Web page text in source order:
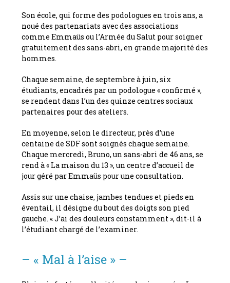
Son école, qui forme des podologues en trois ans, a
noué des partenariats avec des associations
comme Emmaüs ou l’Armée du Salut pour soigner
gratuitement des sans-abri, en grande majorité des
hommes.
Chaque semaine, de septembre à juin, six
étudiants, encadrés par un podologue « confirmé »,
se rendent dans l’un des quinze centres sociaux
partenaires pour des ateliers.
En moyenne, selon le directeur, près d’une
centaine de SDF sont soignés chaque semaine.
Chaque mercredi, Bruno, un sans-abri de 46 ans, se
rend à « La maison du 13 », un centre d’accueil de
jour géré par Emmaüs pour une consultation.
Assis sur une chaise, jambes tendues et pieds en
éventail, il désigne du bout des doigts son pied
gauche. « J’ai des douleurs constamment », dit-il à
l’étudiant chargé de l’examiner.
– « Mal à l’aise » –